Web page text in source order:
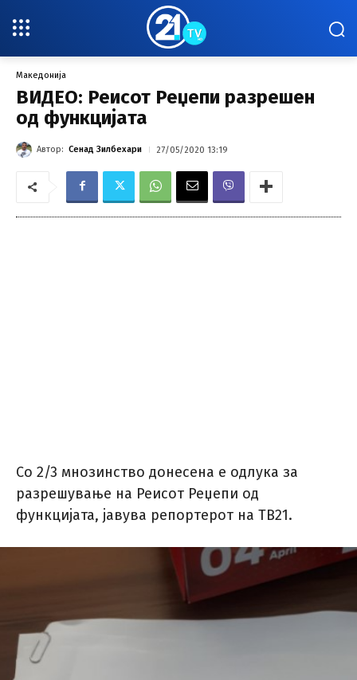
Македонија
ВИДЕО: Реисот Реџепи разрешен
од функцијата
Автор: Сенад Зилбехари 27/05/2020 13:19
Со 2/3 мнозинство донесена е одлука за
разрешување на Реисот Реџепи од
функцијата, јавува репортерот на ТВ21.